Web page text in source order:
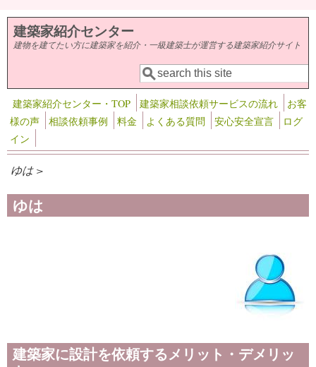
メインコンテンツに移動
建築家紹介センター
建物を建てたい方に建築家を紹介・一級建築士が運営する建築家紹介サイト
検索フォーム
検索
建築家紹介センター・TOP 建築家相談依頼サービスの流れ
お客
様の声
相談依頼事例 料金 よくある質問 安心安全宣言
ログ
イン
ゆは >
ゆは
建築家に設計を依頼するメリット・デメリッ